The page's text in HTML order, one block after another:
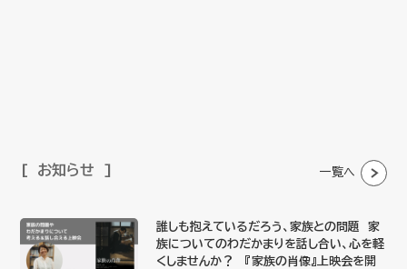
お知らせ 一覧へ
誰しも抱えているだろう、家族との問題 家
族についてのわだかまりを話し合い、心を軽
くしませんか？ 『家族の肖像』上映会を開